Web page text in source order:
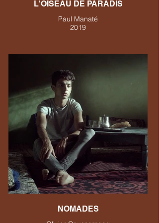
L'OISEAU DE PARADIS
Paul Manaté
2019
NOMADES